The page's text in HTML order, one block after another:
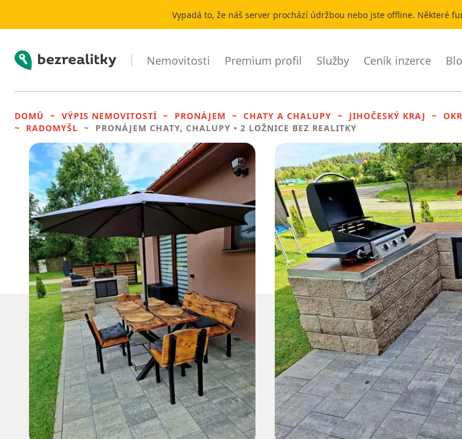
Vypadá to, že náš server prochází údržbou nebo jste offline. Některé
Bezrealitky Nemovitosti Premium profil Služby Ceník inzerce
DOMŮ VÝPIS NEMOVITOSTÍ PRONÁJEM CHATY A CHALUPY JIHOČESKÝ KRAJ
RADOMYŠL
PRONÁJEM CHATY, CHALUPY • 2 LOŽNICE BEZ REALITKY